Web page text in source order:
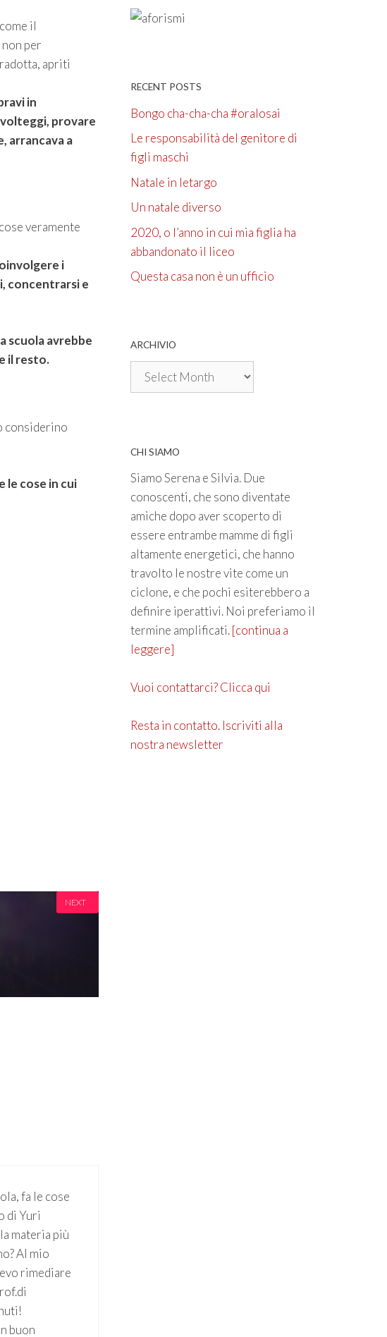
il
per
apriti
in
volteggi, provare
arrancava a
veramente
i
concentrarsi e
scuola avrebbe
il resto.
considerino
le cose in cui
NEXT
fa le cose
di Yuri
materia più
Al mio
rimediare
buon
RECENT POSTS
Bongo cha-cha-cha #oralosai
Le responsabilità del genitore di
figli maschi
Natale in letargo
Un natale diverso
2020, o l’anno in cui mia figlia ha
abbandonato il liceo
Questa casa non è un ufficio
ARCHIVIO
Archivio
CHI SIAMO
Siamo Serena e Silvia. Due
conoscenti, che sono diventate
amiche dopo aver scoperto di
essere entrambe mamme di figli
altamente energetici, che hanno
travolto le nostre vite come un
ciclone, e che pochi esiterebbero a
definire iperattivi. Noi preferiamo il
termine amplificati.[continua a
leggere]
Vuoi contattarci? Clicca qui
Resta in contatto. Iscriviti alla
nostra newsletter